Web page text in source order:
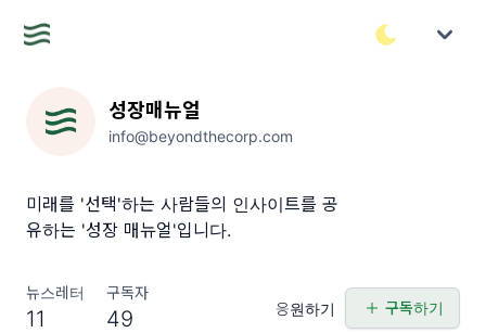
성장매뉴얼
info@beyondthecorp.com
미래를 '선택'하는 사람들의 인사이트를 공
유하는 '성장 매뉴얼'입니다.
뉴스레터
11
구독자
49 응원하기 구독하기